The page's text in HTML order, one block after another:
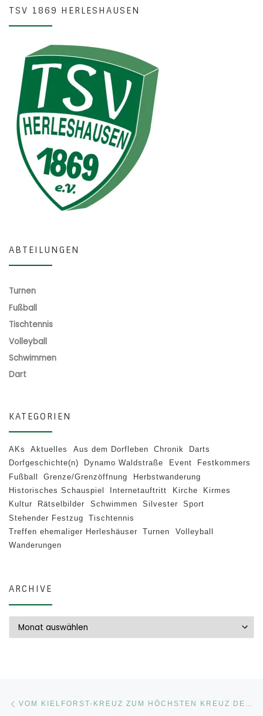
TSV 1869 HERLESHAUSEN
ABTEILUNGEN
Turnen
Fußball
Tischtennis
Volleyball
Schwimmen
Dart
KATEGORIEN
AKs Aktuelles Aus dem Dorfleben Chronik
Darts
Dorfgeschichte(n)
Dynamo Waldstraße Event
Festkommers
Fußball
Grenze/Grenzöffnung
Herbstwanderung
Historisches Schauspiel
Internetauftritt Kirche
Kirmes
Kultur
Rätselbilder Schwimmen Silvester
Sport
Stehender Festzug
Tischtennis
Treffen ehemaliger Herleshäuser
Turnen
Volleyball
Wanderungen
ARCHIVE
Beitragsnavigation VOM KIELFORST-KREUZ ZUM HÖCHSTEN KREUZ DEUTSCHLANDS – AUF DIE ZUGSPITZE!